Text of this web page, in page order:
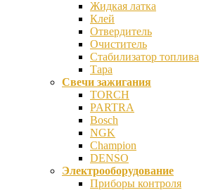
Жидкая латка
Клей
Отвердитель
Очиститель
Стабилизатор топлива
Тара
Свечи зажигания
TORCH
PARTRA
Bosch
NGK
Champion
DENSO
Электрооборудование
Приборы контроля